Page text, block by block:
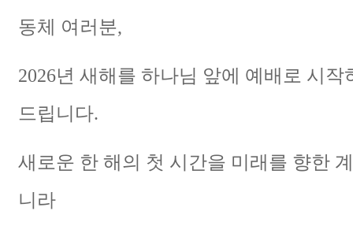
동체 여러분,
2026년 새해를 하나님 앞에 예배로 시작
드립니다.
새로운 한 해의 첫 시간을 미래를 향한
니라